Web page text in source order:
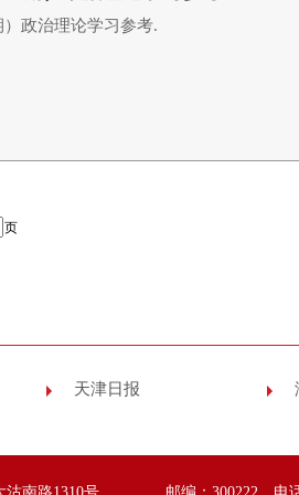
政治理论学习参考.
页
天津日报